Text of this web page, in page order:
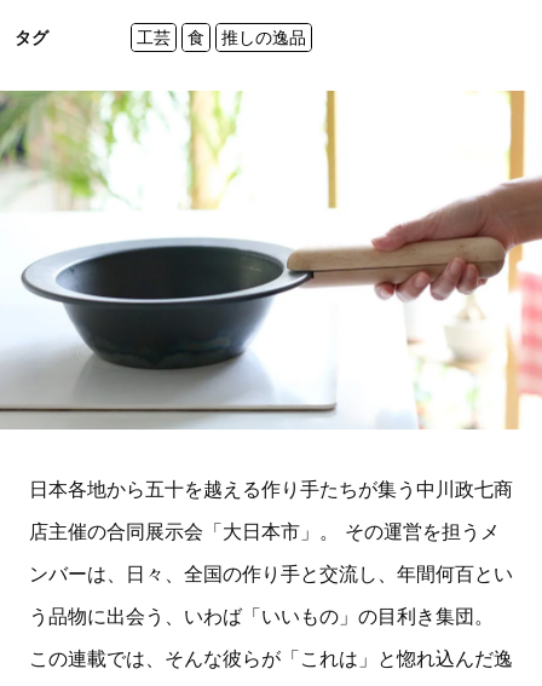
タグ 工芸 食 推しの逸品
日本各地から五十を越える作り手たちが集う中川政七商
店主催の合同展示会「大日本市」。 その運営を担うメ
ンバーは、日々、全国の作り手と交流し、年間何百とい
う品物に出会う、いわば「いいもの」の目利き集団。
この連載では、そんな彼らが「これは」と惚れ込んだ逸